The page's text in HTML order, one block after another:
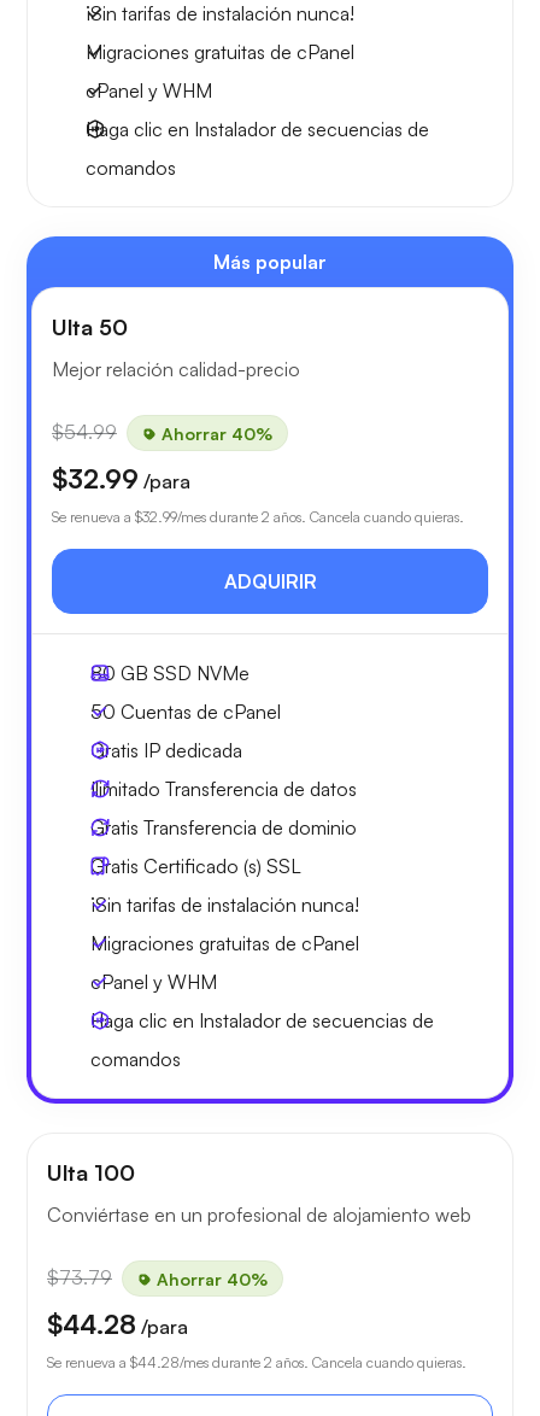
¡Sin tarifas de instalación nunca!
Migraciones gratuitas de cPanel
cPanel y WHM
Haga clic en Instalador de secuencias de
comandos
Más popular
Ulta 50
Mejor relación calidad-precio
$54.99 Ahorrar 40%
$32.99 /para
Se renueva a $32.99/mes durante 2 años. Cancela cuando quieras.
ADQUIRIR
80 GB SSD NVMe
50 Cuentas de cPanel
Gratis IP dedicada
Ilimitado Transferencia de datos
Gratis Transferencia de dominio
Gratis Certificado (s) SSL
¡Sin tarifas de instalación nunca!
Migraciones gratuitas de cPanel
cPanel y WHM
Haga clic en Instalador de secuencias de
comandos
Ulta 100
Conviértase en un profesional de alojamiento web
$73.79 Ahorrar 40%
$44.28 /para
Se renueva a $44.28/mes durante 2 años. Cancela cuando quieras.